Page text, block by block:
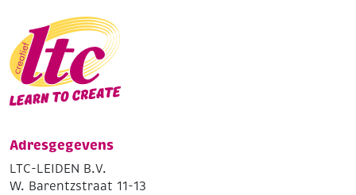
Adresgegevens
LTC-LEIDEN B.V.
W. Barentzstraat 11-13